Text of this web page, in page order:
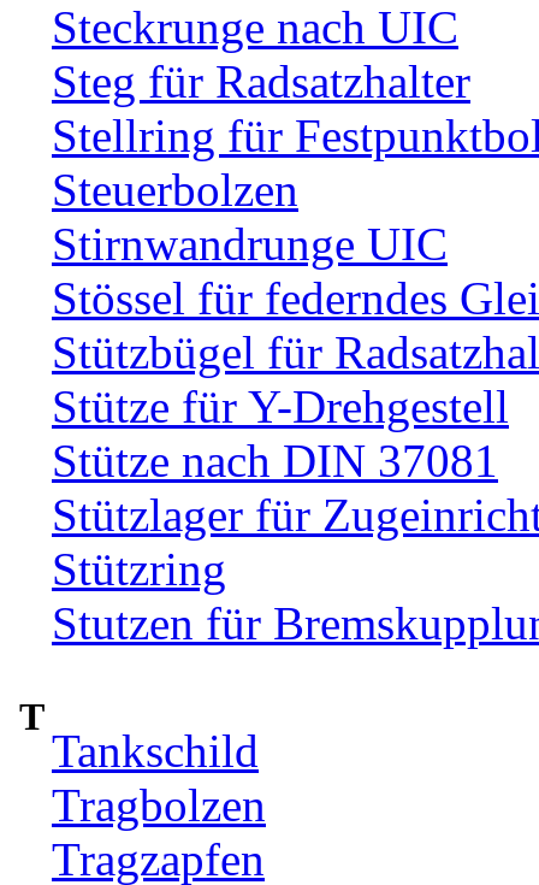
Steckrunge nach UIC
Steg für Radsatzhalter
Stellring für
Steuerbolzen
Stirnwandrunge UIC
Stössel für federndes
Stützbügel für
Stütze für Y-Drehgestell
Stütze nach DIN 37081
Stützlager für
Stützring
Stutzen für
T
Tankschild
Tragbolzen
Tragzapfen